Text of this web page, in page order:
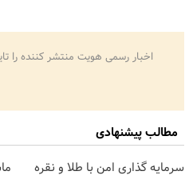
اخبار رسمی هویت منتشر کننده
مطالب پیشنهادی
سرمایه گذاری امن با طلا و نقره